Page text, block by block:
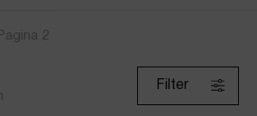
2
Filter